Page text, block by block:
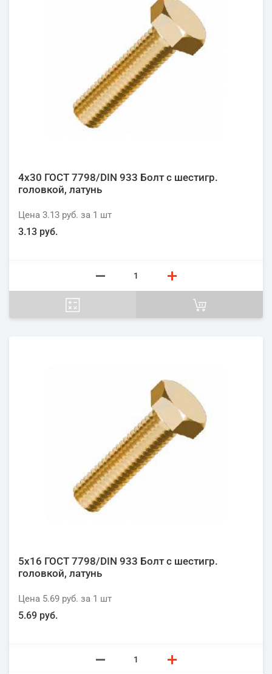
4х30 ГОСТ 7798/DIN 933 Болт с шестигр.
головкой, латунь
Цена 3.13 руб. за 1 шт
3.13 руб.
5х16 ГОСТ 7798/DIN 933 Болт с шестигр.
головкой, латунь
Цена 5.69 руб. за 1 шт
5.69 руб.